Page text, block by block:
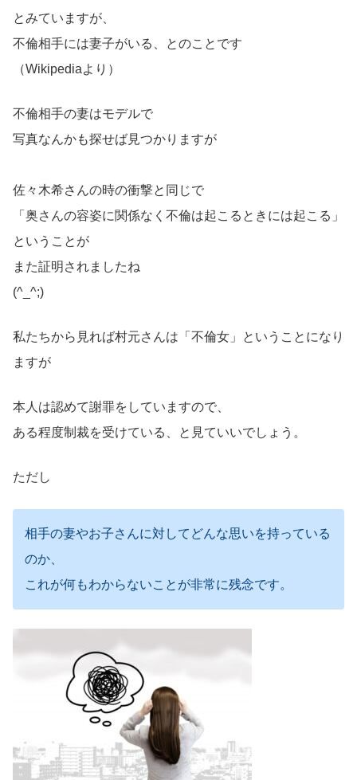
とみていますが、
不倫相手には妻子がいる、とのことです
（Wikipediaより）
不倫相手の妻はモデルで
写真なんかも探せば見つかりますが
佐々木希さんの時の衝撃と同じで
「奥さんの容姿に関係なく不倫は起こるときには起こる」
ということが
また証明されましたね
(^_^;)
私たちから見れば村元さんは「不倫女」ということになり
ますが
本人は認めて謝罪をしていますので、
ある程度制裁を受けている、と見ていいでしょう。
ただし
相手の妻やお子さんに対してどんな思いを持っている
のか、
これが何もわからないことが非常に残念です。